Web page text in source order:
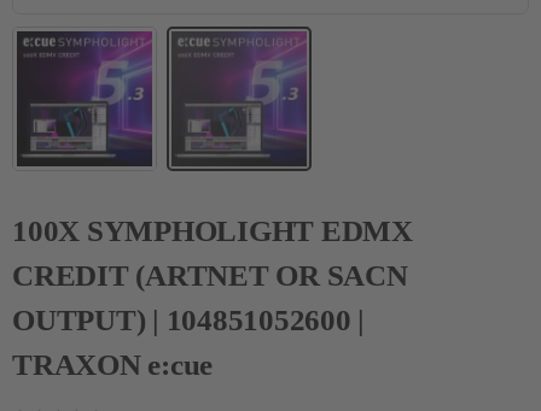
100X SYMPHOLIGHT EDMX
CREDIT (ARTNET OR SACN
OUTPUT) | 104851052600 |
TRAXON e:cue